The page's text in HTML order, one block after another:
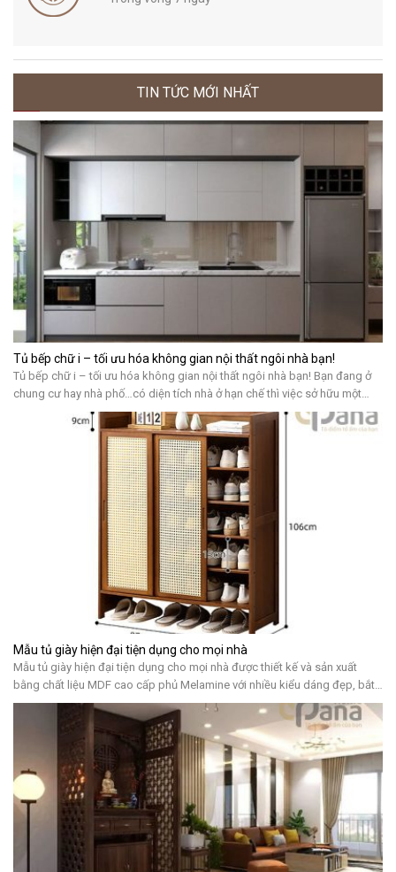
TIN TỨC MỚI NHẤT
Tủ bếp chữ i – tối ưu hóa không gian nội thất ngôi nhà bạn!
Tủ bếp chữ i – tối ưu hóa không gian nội thất ngôi nhà bạn! Bạn đang ở
chung cư hay nhà phố…có diện tích nhà ở hạn chế thì việc sở hữu một
không gian bếp hình chữ i là một điều lí tưởng. Bởi nó sẽ giúp bạn tiết
kiệm không gian nhưng […]
Mẫu tủ giày hiện đại tiện dụng cho mọi nhà
Mẫu tủ giày hiện đại tiện dụng cho mọi nhà được thiết kế và sản xuất
bằng chất liệu MDF cao cấp phủ Melamine với nhiều kiểu dáng đẹp, bắt
kịp xu hướng, mang tính tiện lợi cao cho quý khách hàng sử dụng 5 lợi ích
mà mẫu tủ giày hiện đại mang lại […]